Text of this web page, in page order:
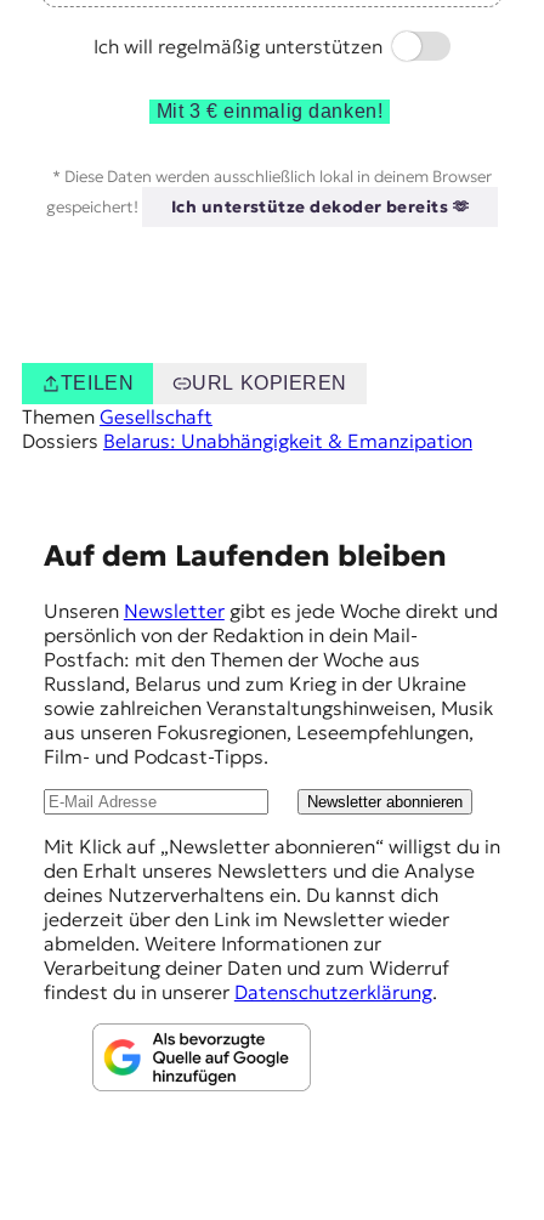
Ich will regelmäßig unterstützen
Switch
Mit 3 € einmalig danken!
* Diese Daten werden ausschließlich lokal in deinem Browser
gespeichert!
Ich unterstütze dekoder bereits 🫶
TEILEN URL KOPIEREN
Themen Gesellschaft
Dossiers Belarus: Unabhängigkeit & Emanzipation
Auf dem Laufenden bleiben
Unseren Newslettergibt es jede Woche direkt und
persönlich von der Redaktion in dein Mail-
Postfach: mit den Themen der Woche aus
Russland, Belarus und zum Krieg in der Ukraine
sowie zahlreichen Veranstaltungshinweisen, Musik
aus unseren Fokusregionen, Leseempfehlungen,
Film- und Podcast-Tipps.
Newsletter abonnieren
Mit Klick auf „Newsletter abonnieren“ willigst du in
den Erhalt unseres Newsletters und die Analyse
deines Nutzerverhaltens ein. Du kannst dich
jederzeit über den Link im Newsletter wieder
abmelden. Weitere Informationen zur
Verarbeitung deiner Daten und zum Widerruf
findest du in unserer Datenschutzerklärung.